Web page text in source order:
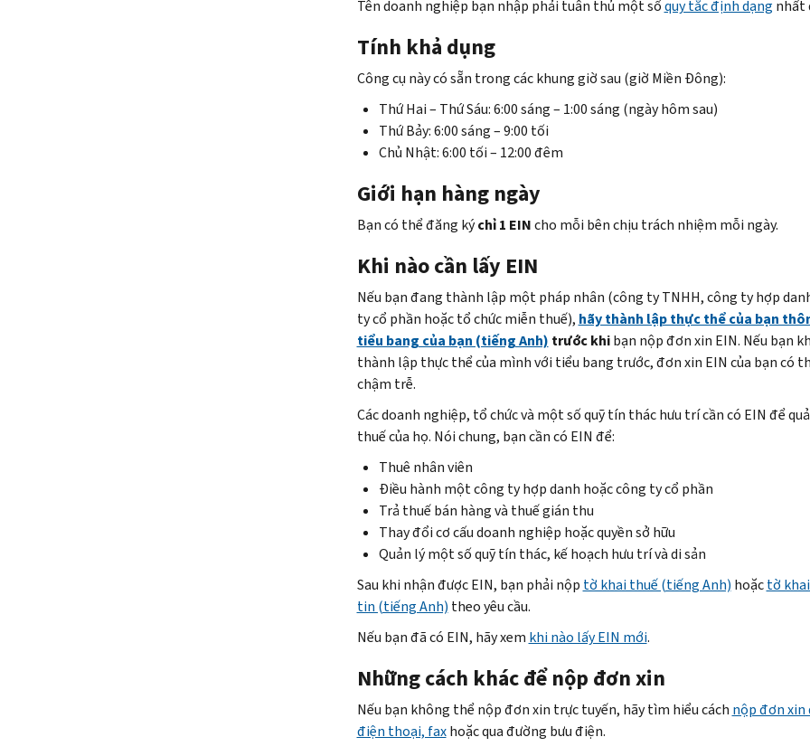
Tên doanh nghiệp bạn nhập phải tuân thủ một sốquy tắc định dạng nhất
Tính khả dụng
Công cụ này có sẵn trong các khung giờ sau (giờ Miền Đông):
Thứ Hai – Thứ Sáu: 6:00 sáng – 1:00 sáng (ngày hôm sau)
Thứ Bảy: 6:00 sáng – 9:00 tối
Chủ Nhật: 6:00 tối – 12:00 đêm
Giới hạn hàng ngày
Bạn có thể đăng kýchỉ 1 EINcho mỗi bên chịu trách nhiệm mỗi ngày.
Khi nào cần lấy EIN
Nếu bạn đang thành lập một pháp nhân (công ty TNHH, công ty hợp
ty cổ phần hoặc tổ chức miễn thuế), hãy thành lập thực thể của bạn
tiểu bang của bạn (tiếng Anh) trước khibạn nộp đơn xin EIN. Nếu bạn
thành lập thực thể của mình với tiểu bang trước, đơn xin EIN của bạn có
chậm trễ.
Các doanh nghiệp, tổ chức và một số quỹ tín thác hưu trí cần có EIN để
thuế của họ. Nói chung, bạn cần có EIN để:
Thuê nhân viên
Điều hành một công ty hợp danh hoặc công ty cổ phần
Trả thuế bán hàng và thuế gián thu
Thay đổi cơ cấu doanh nghiệp hoặc quyền sở hữu
Quản lý một số quỹ tín thác, kế hoạch hưu trí và di sản
Sau khi nhận được EIN, bạn phải nộp tờ khai thuế (tiếng Anh) hoặctờ
tin (tiếng Anh) theo yêu cầu.
Nếu bạn đã có EIN, hãy xem khi nào lấy EIN mới.
Những cách khác để nộp đơn xin
Nếu bạn không thể nộp đơn xin trực tuyến, hãy tìm hiểu cách nộp đơn xin
điện thoại, faxhoặc qua đường bưu điện.